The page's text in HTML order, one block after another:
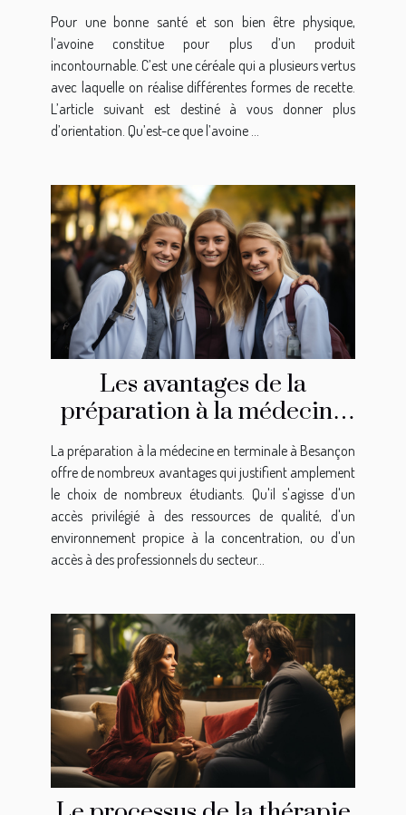
Pour une bonne santé et son bien être physique,
l’avoine constitue pour plus d’un produit
incontournable. C’est une céréale qui a plusieurs vertus
avec laquelle on réalise différentes formes de recette.
L’article suivant est destiné à vous donner plus
d’orientation. Qu’est-ce que l’avoine ...
Les avantages de la
préparation à la médecine
en terminale à Besançon
La préparation à la médecine en terminale à Besançon
offre de nombreux avantages qui justifient amplement
le choix de nombreux étudiants. Qu'il s'agisse d'un
accès privilégié à des ressources de qualité, d'un
environnement propice à la concentration, ou d'un
accès à des professionnels du secteur...